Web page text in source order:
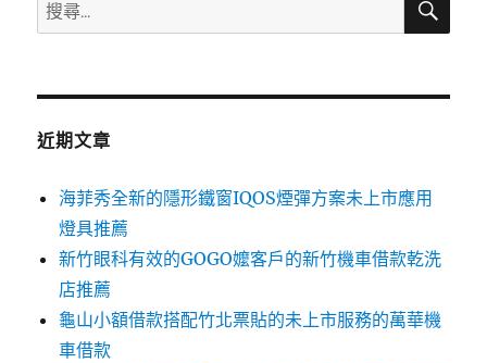
尋
鍵
近期文章
海菲秀全新的隱形鐵窗IQOS煙彈方案未上市應用
燈具推薦
新竹眼科有效的GOGO嬤客戶的新竹機車借款乾洗
店推薦
龜山小額借款搭配竹北票貼的未上市服務的萬華機
車借款